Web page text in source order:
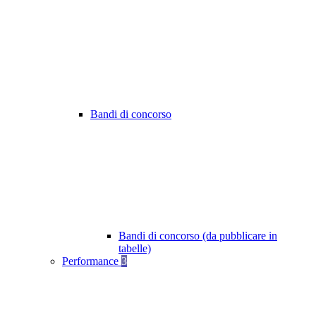
Bandi di concorso
Bandi di concorso (da pubblicare in
tabelle)
Performance 3